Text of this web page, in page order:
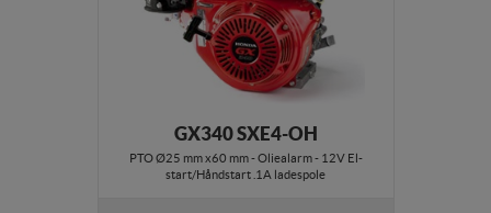
GX340 SXE4-OH
PTO Ø25 mm x60 mm - Oliealarm - 12V El-
start/Håndstart .1A ladespole